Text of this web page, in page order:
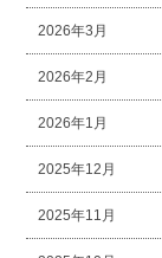
2026年3月
2026年2月
2026年1月
2025年12月
2025年11月